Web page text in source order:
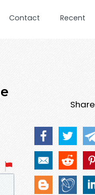
Contact Recent
Share